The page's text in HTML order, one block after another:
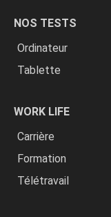
NOS TESTS
Ordinateur
Tablette
WORK LIFE
Carrière
Formation
Télétravail